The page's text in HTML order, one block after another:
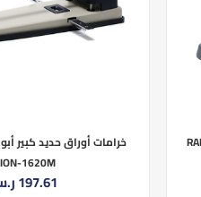
خرامات أوراق حديد كبير
1620M
197.61 ر.س.‏